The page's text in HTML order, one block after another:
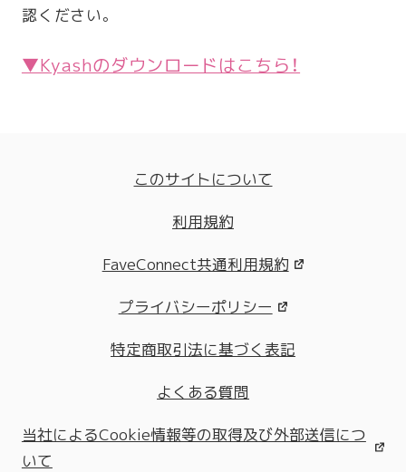
認ください。
▼Kyashのダウンロードはこちら！
このサイトについて
利用規約
FaveConnect共通利用規約
プライバシーポリシー
特定商取引法に基づく表記
よくある質問
当社によるCookie情報等の取得及び外部送信につ
いて